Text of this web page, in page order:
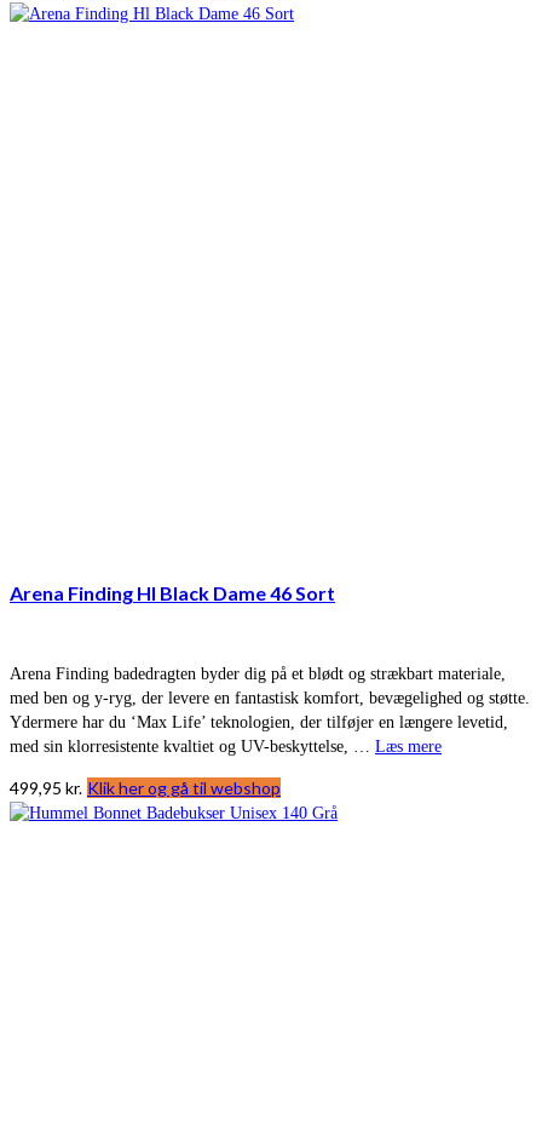
Arena Finding Hl Black Dame 46 Sort
Arena Finding badedragten byder dig på et blødt og strækbart materiale,
med ben og y-ryg, der levere en fantastisk komfort, bevægelighed og støtte.
Ydermere har du ‘Max Life’ teknologien, der tilføjer en længere levetid,
med sin klorresistente kvaltiet og UV-beskyttelse, … Læs mere
499,95 kr. Klik her og gå til webshop